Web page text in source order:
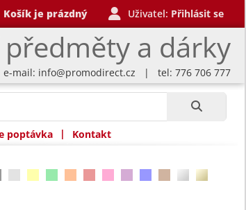
a dárky
Košík je prázdný Uživatel: Přihlásit se
mail: info@promodirect.cz | tel: 776 706 777
poptávka | Kontakt